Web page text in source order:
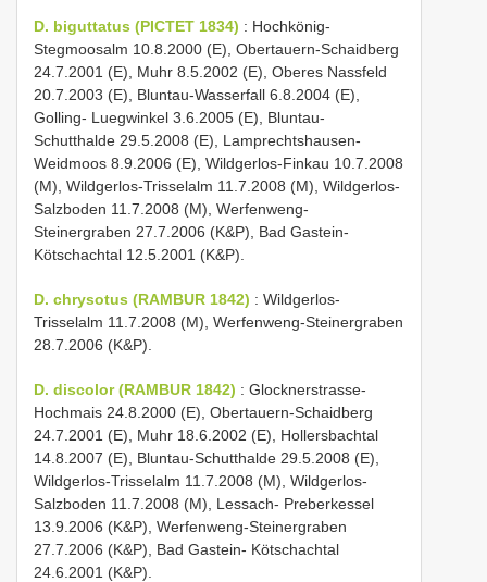
D. biguttatus (PICTET 1834) : Hochkönig-
Stegmoosalm 10.8.2000 (E), Obertauern-Schaidberg
24.7.2001 (E), Muhr 8.5.2002 (E), Oberes Nassfeld
20.7.2003 (E), Bluntau-Wasserfall 6.8.2004 (E),
Golling- Luegwinkel 3.6.2005 (E), Bluntau-
Schutthalde 29.5.2008 (E), Lamprechtshausen-
Weidmoos 8.9.2006 (E), Wildgerlos-Finkau 10.7.2008
(M), Wildgerlos-Trisselalm 11.7.2008 (M), Wildgerlos-
Salzboden 11.7.2008 (M), Werfenweng-
Steinergraben 27.7.2006 (K&P), Bad Gastein-
Kötschachtal 12.5.2001 (K&P).
D. chrysotus (RAMBUR 1842) : Wildgerlos-
Trisselalm 11.7.2008 (M), Werfenweng-Steinergraben
28.7.2006 (K&P).
D. discolor (RAMBUR 1842) : Glocknerstrasse-
Hochmais 24.8.2000 (E), Obertauern-Schaidberg
24.7.2001 (E), Muhr 18.6.2002 (E), Hollersbachtal
14.8.2007 (E), Bluntau-Schutthalde 29.5.2008 (E),
Wildgerlos-Trisselalm 11.7.2008 (M), Wildgerlos-
Salzboden 11.7.2008 (M), Lessach- Preberkessel
13.9.2006 (K&P), Werfenweng-Steinergraben
27.7.2006 (K&P), Bad Gastein- Kötschachtal
24.6.2001 (K&P).